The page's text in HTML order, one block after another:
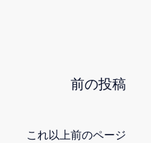
前の投稿
これ以上前のページ